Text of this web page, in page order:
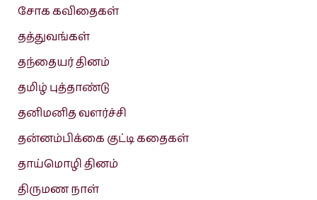
சோக கவிதைகள்
தத்துவங்கள்
தந்தையர் தினம்
தமிழ் புத்தாண்டு
தனிமனித வளர்ச்சி
தன்னம்பிக்கை குட்டி கதைகள்
தாய்மொழி தினம்
திருமண நாள்